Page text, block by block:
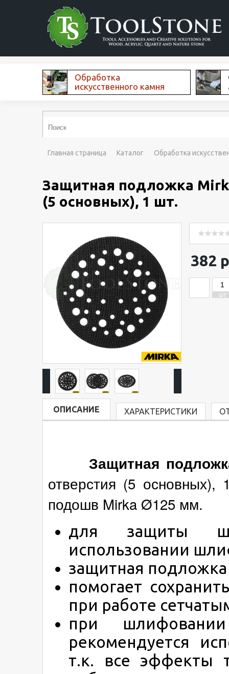
Обработка
искусственного камня
Главная страница Каталог Обработка
Защитная подложка
(5 основных), 1 шт.
382
ШТ
ОПИСАНИЕ ХАРАКТЕРИСТИКИ
Защитная
отверстия (5 основных),
подошв Mirka Ø125 мм.
для защиты
использовании
защитная
помогает
при работе
при
рекомендуется
т.к. все эффекты